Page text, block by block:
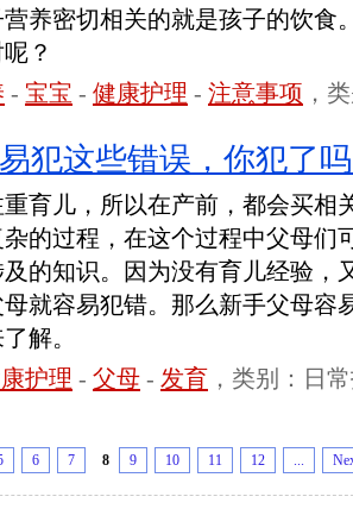
养密切相关的就是孩子的饮食
？
- 宝宝 - 健康护理 - 注意事项 ，
犯这些错误，你犯了
育儿，所以在产前，都会买相
的过程，在这个过程中父母们
的知识。因为没有育儿经验，
就容易犯错。那么新手父母容
解。
护理 - 父母 - 发育 ，类别：日
6 7 8 9 10 11 12 ...